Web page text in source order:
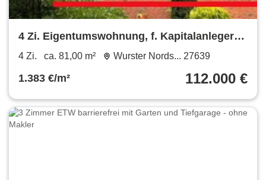
4 Zi. Eigentumswohnung, f. Kapitalanleger
od.z.Eigennutzung
4 Zi. ca. 81,00 m² Wurster Nords... 27639
1.383 €/m² 112.000 €